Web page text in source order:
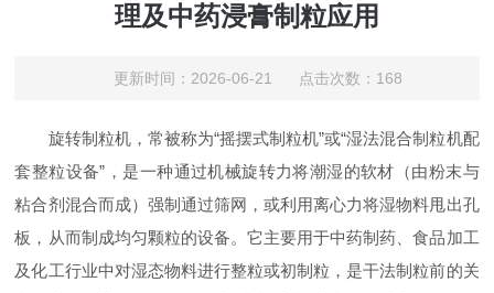
理及中药浸膏制粒应用
更新时间：2026-06-21 点击次数：168
旋转制粒机，常被称为“摇摆式制粒机”或“湿法混合制粒机配
套整粒设备”，是一种通过机械旋转力将潮湿的软材（由粉末与
粘合剂混合而成）强制通过筛网，或利用离心力将湿物料甩出孔
板，从而制成均匀颗粒的设备。它主要用于中药制药、食品加工
及化工行业中对湿态物料进行整粒或初制粒，是干法制粒前的关